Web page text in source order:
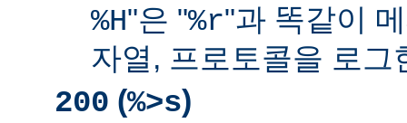
%H"은 "%r"과 똑같이
자열, 프로토콜을 로그
200 (%>s)